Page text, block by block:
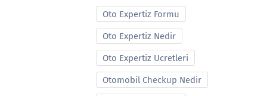
Oto Expertiz Formu
Oto Expertiz Nedir
Oto Expertiz Ucretleri
Otomobil Checkup Nedir